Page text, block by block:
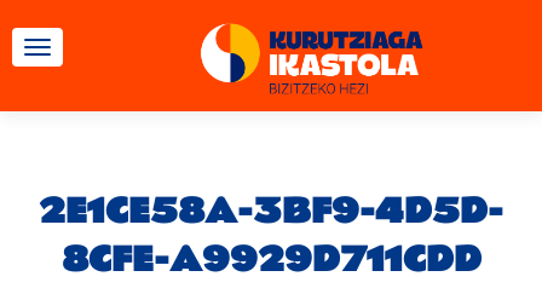
TOGGLE NAVIGATION
2E1CE58A-3BF9-4D5D-
8CFE-A9929D711CDD